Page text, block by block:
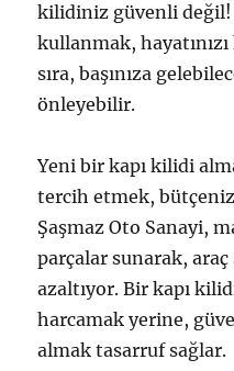
kilidiniz güvenli
kullanmak,
sıra, başınıza
önleyebilir.
Yeni bir kapı kilidi
tercih etmek, bütçeniz
Şaşmaz Oto Sanayi,
parçalar sunarak,
azaltıyor. Bir kapı
harcamak yerine,
almak tasarruf sağlar.